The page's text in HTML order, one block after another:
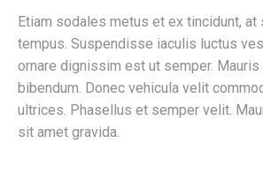
Etiam sodales metus et ex tincidunt, at
tempus. Suspendisse iaculis luctus
ornare dignissim est ut semper.
bibendum. Donec vehicula velit
ultrices. Phasellus et semper velit.
sit amet gravida.